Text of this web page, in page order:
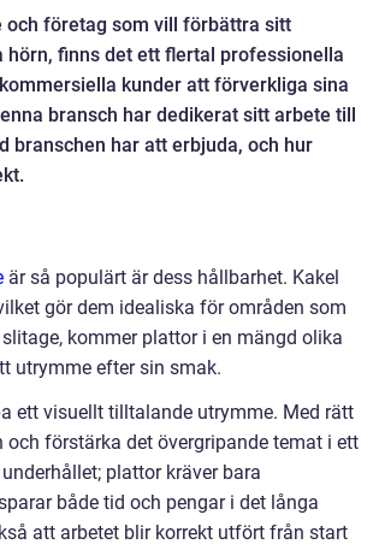
företag som vill förbättra sitt
hörn, finns det ett flertal professionella
kunder att förverkliga sina
bransch har dedikerat sitt arbete till
branschen har att erbjuda, och hur
är så populärt är dess hållbarhet. Kakel
gör dem idealiska för områden som
kommer plattor i en mängd olika
utrymme efter sin smak.
ett visuellt tilltalande utrymme. Med rätt
förstärka det övergripande temat i ett
plattor kräver bara
både tid och pengar i det långa
att arbetet blir korrekt utfört från start